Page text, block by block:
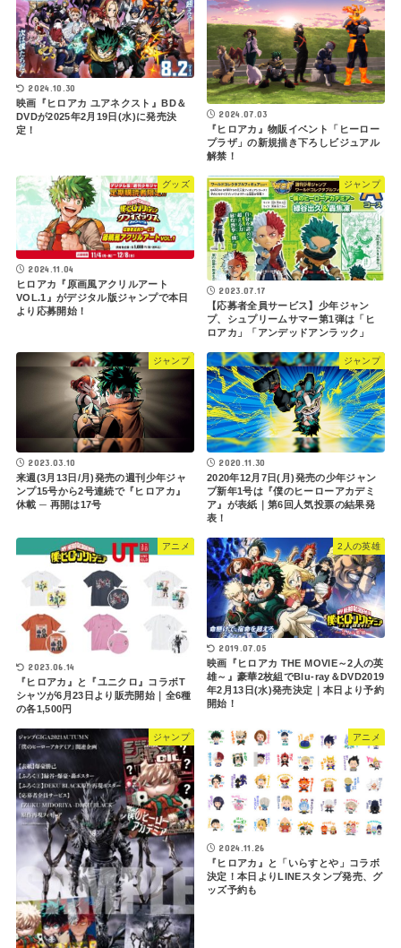
2024.10.30
映画『ヒロアカ ユアネクスト』BD＆
DVDが2025年2月19日(水)に発売決
定！
2024.07.03
『ヒロアカ』物販イベント「ヒーロー
プラザ」の新規描き下ろしビジュアル
解禁！
グッズ
2024.11.04
ヒロアカ『原画風アクリルアート
VOL.1』がデジタル版ジャンプで本日
より応募開始！
ジャンプ
2023.07.17
【応募者全員サービス】少年ジャン
プ、シュプリームサマー第1弾は「ヒ
ロアカ」「アンデッドアンラック」
ジャンプ
2023.03.10
来週(3月13日/月)発売の週刊少年ジャ
ンプ15号から2号連続で『ヒロアカ』
休載 ─ 再開は17号
ジャンプ
2020.11.30
2020年12月7日(月)発売の少年ジャン
プ新年1号は『僕のヒーローアカデミ
ア』が表紙｜第6回人気投票の結果発
表！
アニメ
2023.06.14
『ヒロアカ』と『ユニクロ』コラボT
シャツが6月23日より販売開始｜全6種
の各1,500円
2人の英雄
2019.07.05
映画『ヒロアカ THE MOVIE～2人の英
雄～』豪華2枚組でBlu-ray＆DVD2019
年2月13日(水)発売決定｜本日より予約
開始！
ジャンプ アニメ
2024.11.26
『ヒロアカ』と「いらすとや」コラボ
決定！本日よりLINEスタンプ発売、グ
ッズ予約も